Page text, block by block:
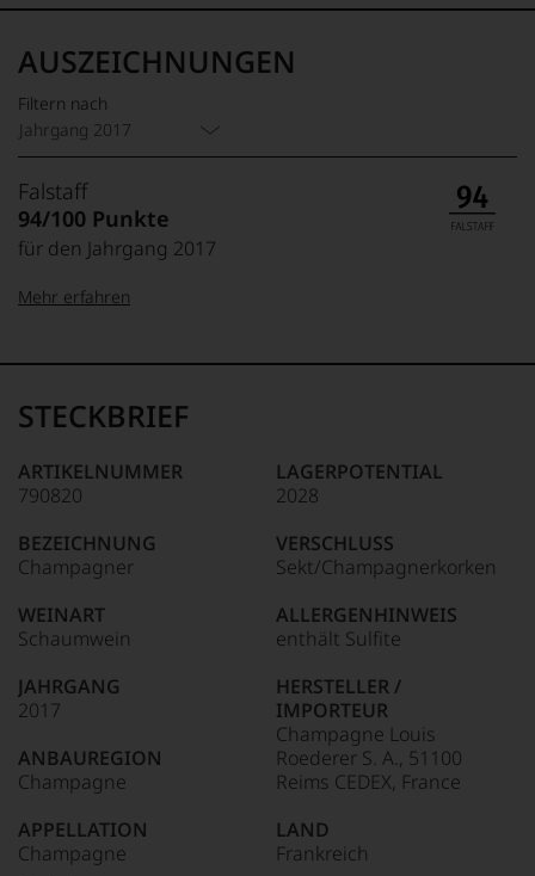
AUSZEICHNUNGEN
Filtern nach
Jahrgang 2017
Falstaff
94/100 Punkte
für den Jahrgang 2017
89-80 Punkte:
79-70
69-60
unter
Weinliebhabern
unter
Feinschmeckern
beliebte
Magazin
wurde
1980
in
Österreich
Leben
gerufen.
ist
das
und
heute
Mehr erfahren
STECKBRIEF
ARTIKELNUMMER
790820
BEZEICHNUNG
Champagner
WEINART
Schaumwein
JAHRGANG
2017
ANBAUREGION
Champagne
APPELLATION
Champagne
LAGERPOTENTIAL
2028
VERSCHLUSS
Sekt/Champagnerkorken
ALLERGENHINWEIS
enthält Sulfite
HERSTELLER /
IMPORTEUR
Champagne Louis
Roederer S. A., 51100
Reims CEDEX, France
LAND
Frankreich